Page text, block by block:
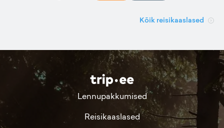
Kõik reisikaaslased
Lennupakkumised
Reisikaaslased